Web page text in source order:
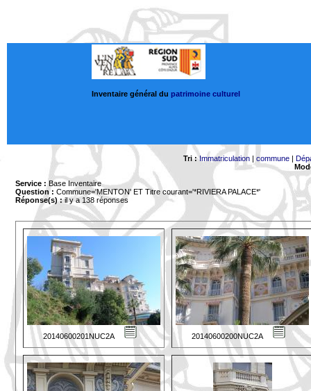
Inventaire général du patrimoine culturel
Tri : Immatriculation |commune |
Service : Base Inventaire
Question : Commune='MENTON' ET Titre courant='*RIVIERA PALACE*'
Réponse(s) :il y a 138 réponses
20140600201NUC2A 20140600200NUC2A